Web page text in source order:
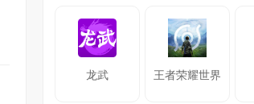
龙武 王者荣耀世界